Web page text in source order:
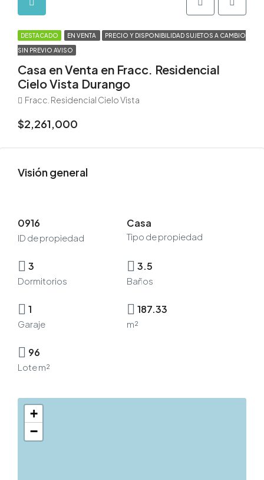
DESTACADO EN VENTA PRECIO Y DISPONIBILIDAD SUJETOS A CAMBIO
SIN PREVIO AVISO
Casa en Venta en Fracc. Residencial
Cielo Vista Durango
Fracc. Residencial Cielo Vista
$2,261,000
Visión general
0916
ID de propiedad
Casa
Tipo de propiedad
3
Dormitorios
3.5
Baños
1
Garaje
187.33
m²
96
Lote m²
+
−